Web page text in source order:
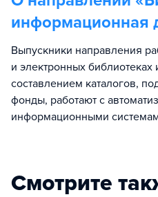
информационная
Выпускники направления
и электронных библиотеках
составлением каталогов,
фонды, работают с
информационными
Смотрите